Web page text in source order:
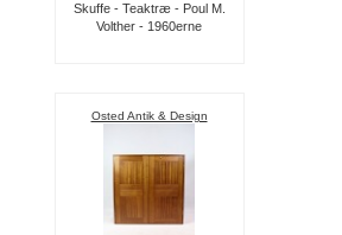
Skuffe - Teaktræ - Poul M.
Volther - 1960erne
Osted Antik & Design